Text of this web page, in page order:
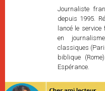
Journaliste
depuis 1995.
lancé le
en
classiques
biblique
Espérance.